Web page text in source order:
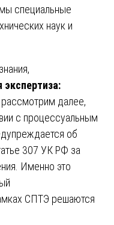
специальные
наук и
экспертиза:
далее,
с процессуальным
об
307 УК РФ за
Именно это
СПТЭ решаются